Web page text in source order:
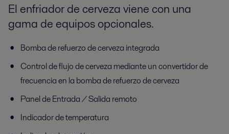
El enfriador de cerveza viene con una
gama de equipos opcionales.
Bomba de refuerzo de cerveza integrada
Control de flujo de cerveza mediante un convertidor de
frecuencia en la bomba de refuerzo de cerveza
Panel de Entrada / Salida remoto
Indicador de temperatura